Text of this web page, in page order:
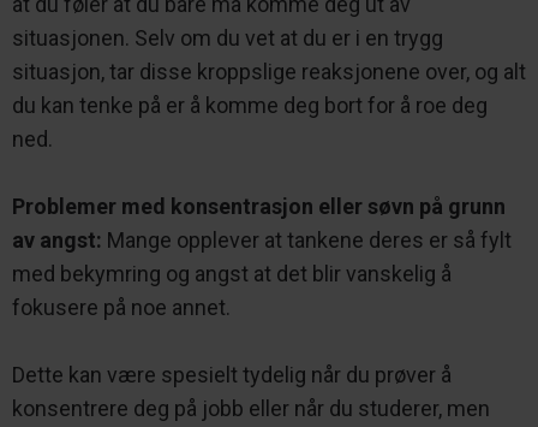
situasjonen. Selv om du vet at du er i en trygg
situasjon, tar disse kroppslige reaksjonene over, og alt
du kan tenke på er å komme deg bort for å roe deg
ned.
Problemer med konsentrasjon eller søvn på grunn
av angst: Mange opplever at tankene deres er så fylt
med bekymring og angst at det blir vanskelig å
fokusere på noe annet.
Dette kan være spesielt tydelig når du prøver å
konsentrere deg på jobb eller når du studerer, men